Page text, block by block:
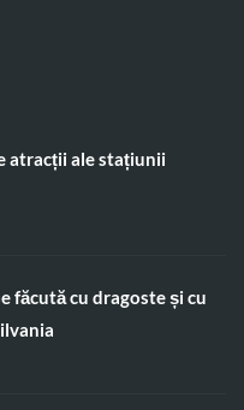
atracții ale stațiunii
făcută cu dragoste și cu